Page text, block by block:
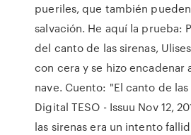
pueriles, que también
salvación. He aquí la prueba:
del canto de las sirenas,
con cera y se hizo encadenar
nave. Cuento: "El canto de
Digital TESO - Issuu Nov 12,
las sirenas era un intento